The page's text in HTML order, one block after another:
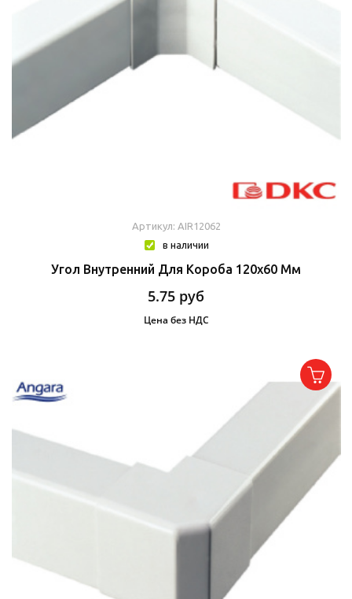
Артикул: AIR12062
в наличии
Угол Внутренний Для Короба 120х60 Мм
5.75 руб
Цена без НДС